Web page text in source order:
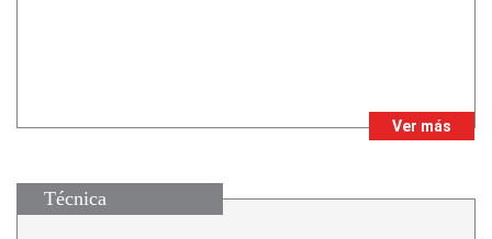
Ver más
Técnica